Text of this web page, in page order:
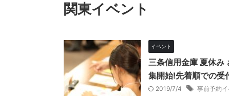
関東イベント
イベント
三条信用金庫 夏休み
集開始!先着順での受
2019/7/4 事前予約イ